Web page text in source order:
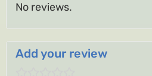
No reviews.
Add your review